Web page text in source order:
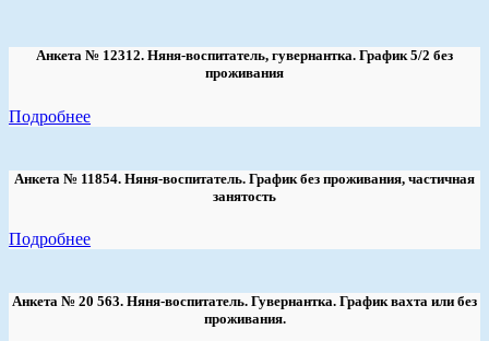
Анкета № 12312. Няня-воспитатель, гувернантка. График 5/2 без
проживания
Подробнее
Анкета № 11854. Няня-воспитатель. График без проживания, частичная
занятость
Подробнее
Анкета № 20 563. Няня-воспитатель. Гувернантка. График вахта или без
проживания.